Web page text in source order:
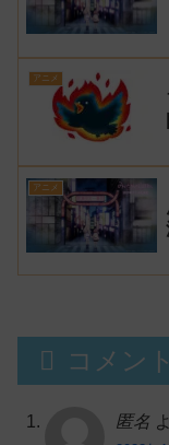
アニメ
アニメ
コメント
匿名